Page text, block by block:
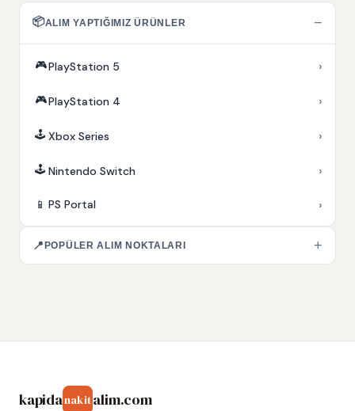
📦ALIM YAPTIĞIMIZ ÜRÜNLER −
🎮PlayStation 5 ›
🎮PlayStation 4 ›
🕹️ Xbox Series ›
🕹️ Nintendo Switch ›
📱 PS Portal ›
📍 POPÜLER ALIM NOKTALARI +
kapidanakitalim.com